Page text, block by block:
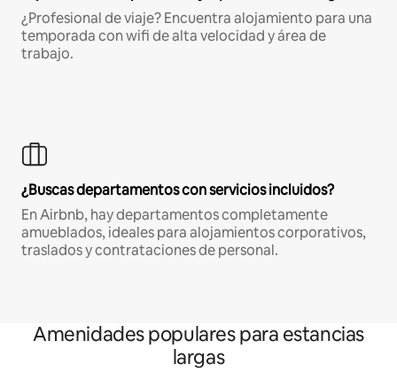
¿Profesional de viaje? Encuentra alojamiento para una
temporada con wifi de alta velocidad y área de
trabajo.
¿Buscas departamentos con servicios incluidos?
En Airbnb, hay departamentos completamente
amueblados, ideales para alojamientos corporativos,
traslados y contrataciones de personal.
Amenidades populares para estancias
largas